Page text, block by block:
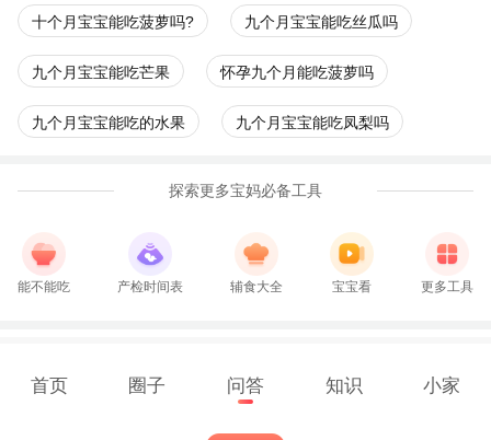
十个月宝宝能吃菠萝吗? 九个月宝宝能吃丝瓜吗
九个月宝宝能吃芒果 怀孕九个月能吃菠萝吗
九个月宝宝能吃的水果 九个月宝宝能吃凤梨吗
探索更多宝妈必备工具
能不能吃 产检时间表 辅食大全 宝宝看 更多工具
首页 圈子 问答 知识 小家